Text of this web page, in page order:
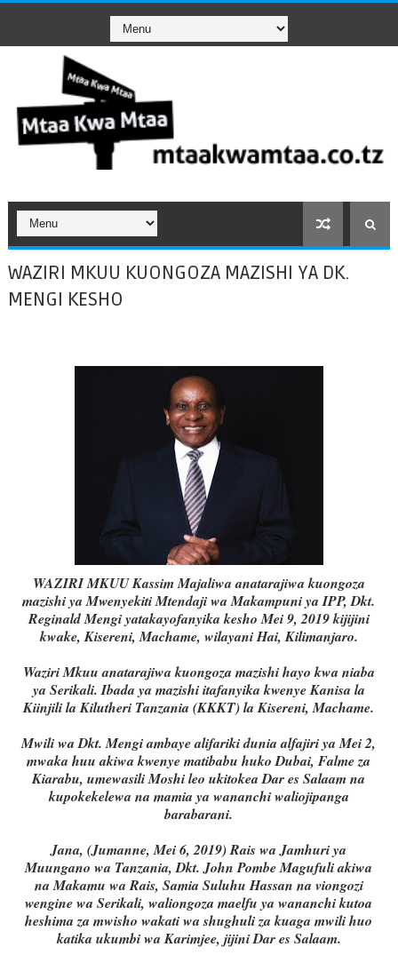
WAZIRI MKUU KUONGOZA MAZISHI YA DK.
MENGI KESHO
WAZIRI MKUU Kassim Majaliwa anatarajiwa kuongoza
mazishi ya Mwenyekiti Mtendaji wa Makampuni ya IPP, Dkt.
Reginald Mengi yatakayofanyika kesho Mei 9, 2019 kijijini
kwake, Kisereni, Machame, wilayani Hai, Kilimanjaro.
Waziri Mkuu anatarajiwa kuongoza mazishi hayo kwa niaba
ya Serikali. Ibada ya mazishi itafanyika kwenye Kanisa la
Kiinjili la Kilutheri Tanzania (KKKT) la Kisereni, Machame.
Mwili wa Dkt. Mengi ambaye alifariki dunia alfajiri ya Mei 2,
mwaka huu akiwa kwenye matibabu huko Dubai, Falme za
Kiarabu, umewasili Moshi leo ukitokea Dar es Salaam na
kupokekelewa na mamia ya wananchi waliojipanga
barabarani.
Jana, (Jumanne, Mei 6, 2019) Rais wa Jamhuri ya
Muungano wa Tanzania, Dkt. John Pombe Magufuli akiwa
na Makamu wa Rais, Samia Suluhu Hassan na viongozi
wengine wa Serikali, waliongoza maelfu ya wananchi kutoa
heshima za mwisho wakati wa shughuli za kuaga mwili huo
katika ukumbi wa Karimjee, jijini Dar es Salaam.